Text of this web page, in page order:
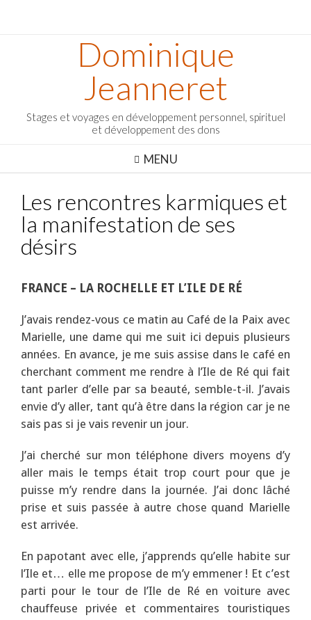
Dominique
Jeanneret
Stages et voyages en développement personnel, spirituel
et développement des dons
MENU
Les rencontres karmiques et
la manifestation de ses
désirs
FRANCE – LA ROCHELLE ET L’ILE DE RÉ
J’avais rendez-vous ce matin au Café de la Paix avec
Marielle, une dame qui me suit ici depuis plusieurs
années. En avance, je me suis assise dans le café en
cherchant comment me rendre à l’Ile de Ré qui fait
tant parler d’elle par sa beauté, semble-t-il. J’avais
envie d’y aller, tant qu’à être dans la région car je ne
sais pas si je vais revenir un jour.
J’ai cherché sur mon téléphone divers moyens d’y
aller mais le temps était trop court pour que je
puisse m’y rendre dans la journée. J’ai donc lâché
prise et suis passée à autre chose quand Marielle
est arrivée.
En papotant avec elle, j’apprends qu’elle habite sur
l’Ile et… elle me propose de m’y emmener ! Et c’est
parti pour le tour de l’Ile de Ré en voiture avec
chauffeuse privée et commentaires touristiques